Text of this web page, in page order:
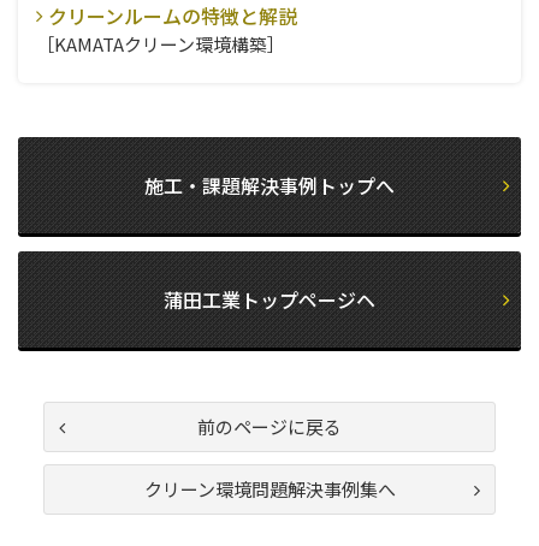
クリーンルームの特徴と解説
［KAMATAクリーン環境構築］
施工・課題解決事例トップへ
蒲田工業トップページヘ
前のページに戻る
クリーン環境問題解決事例集へ